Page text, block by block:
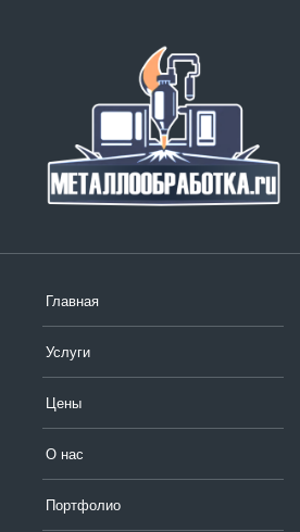
Главная
Услуги
Цены
О нас
Портфолио